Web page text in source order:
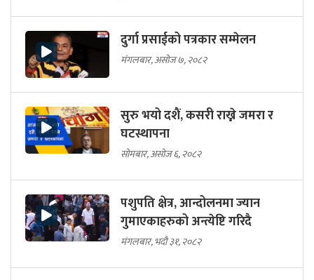
दुर्गा प्रसाईको पत्रकार सम्मेलन
मंगलबार, असोज ७, २०८२
सुरु भयो दशैं, कसरी राख्ने जमरा र
घटस्थापना
सोमबार, असोज ६, २०८२
पशुपति क्षेत्र, आन्दोलनमा ज्यान
गुमाएकाहरुको अन्त्येष्टि गरिदै
मंगलबार, भदौ ३१, २०८२